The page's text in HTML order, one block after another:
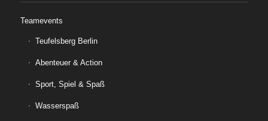
Teamevents
Teufelsberg Berlin
Abenteuer & Action
Sport, Spiel & Spaß
Wasserspaß